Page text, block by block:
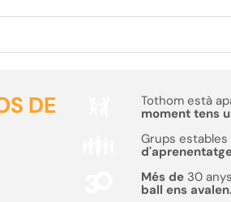
DE Tothom està
moment tens
Grups estables
Més de 30 anys
ball ens avalen.